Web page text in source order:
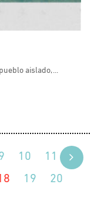
aislado,
10
11
19
20